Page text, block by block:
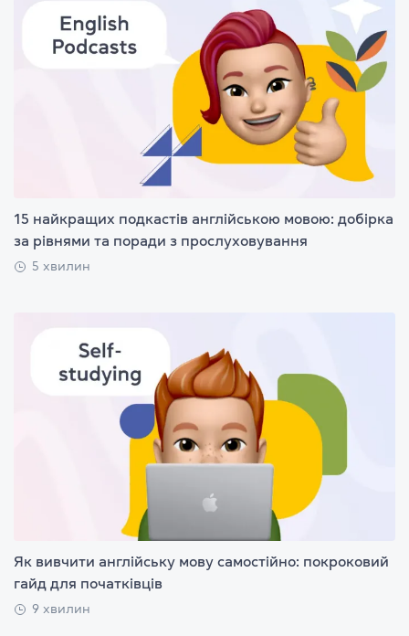
15 найкращих подкастів англійською мовою: добірка
за рівнями та поради з прослуховування
5 хвилин
Як вивчити англійську мову самостійно: покроковий
гайд для початківців
9 хвилин